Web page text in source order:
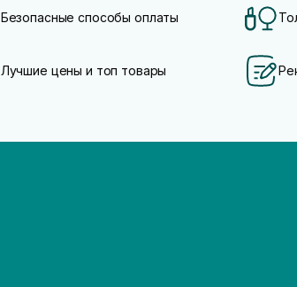
Безопасные способы оплаты
Лучшие цены и топ товары